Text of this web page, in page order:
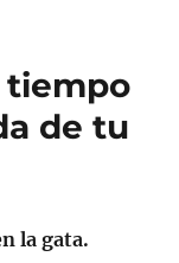
tiempo
de tu
la gata.